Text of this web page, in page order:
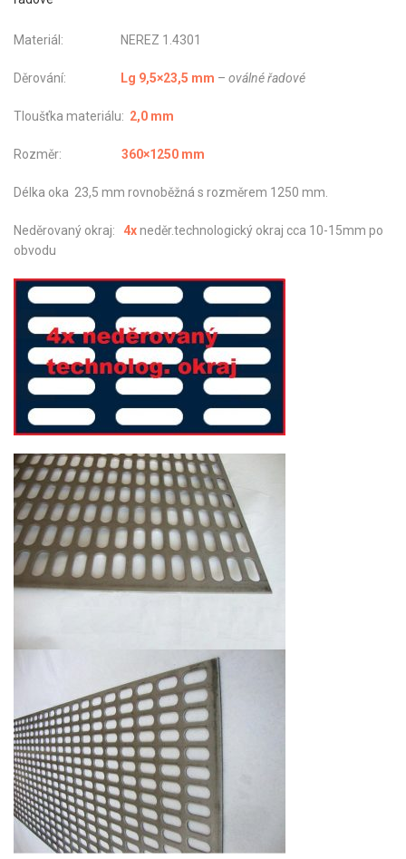
Materiál: NEREZ 1.4301
Děrování: Lg 9,5×23,5 mm – oválné řadové
Tloušťka materiálu: 2,0 mm
Rozměr: 360×1250 mm
Délka oka 23,5 mm rovnoběžná s rozměrem 1250 mm.
Neděrovaný okraj: 4xneděr.technologický okraj cca 10-15mm po
obvodu